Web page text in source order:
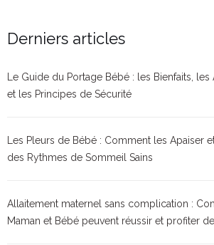
Derniers articles
Le Guide du Portage Bébé : les Bienfaits, les
et les Principes de Sécurité
Les Pleurs de Bébé : Comment les Apaiser
des Rythmes de Sommeil Sains
Allaitement maternel sans complication :
Maman et Bébé peuvent réussir et profiter